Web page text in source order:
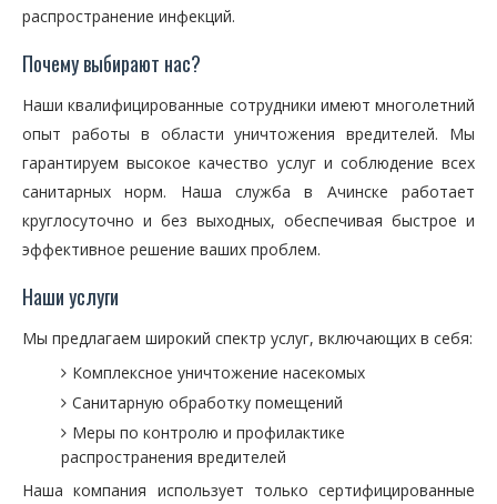
распространение инфекций.
Почему выбирают нас?
Наши квалифицированные сотрудники имеют многолетний
опыт работы в области уничтожения вредителей. Мы
гарантируем высокое качество услуг и соблюдение всех
санитарных норм. Наша служба в Ачинске работает
круглосуточно и без выходных, обеспечивая быстрое и
эффективное решение ваших проблем.
Наши услуги
Мы предлагаем широкий спектр услуг, включающих в себя:
Комплексное уничтожение насекомых
Санитарную обработку помещений
Меры по контролю и профилактике
распространения вредителей
Наша компания использует только сертифицированные